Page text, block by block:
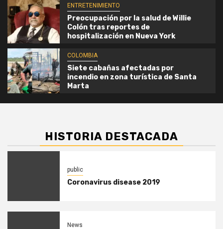
5
Siete cabañas afectadas por incendio en zona
turística de Santa Marta
ENTRETENIMIENTO
Preocupación por la salud de Willie
Colón tras reportes de
hospitalización en Nueva York
COLOMBIA
Siete cabañas afectadas por
incendio en zona turística de Santa
Marta
HISTORIA DESTACADA
public
Coronavirus disease 2019
News